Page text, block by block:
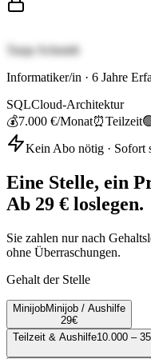
Tanja Schmidt
Informatiker/in · 6 Jahre
SQLCloud-Architektur
💰7.000 €/Monat⏰Teilzeit
Kein Abo nötig · Sofort
Eine Stelle, ein
Ab 29 € loslegen.
Sie zahlen nur nach
ohne Überraschungen.
Gehalt der Stelle
MinijobMinijob / Aushilfe
29€
Teilzeit & Aushilfe10.000 –